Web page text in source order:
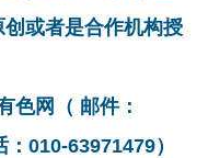
或者是合作机构授
色网（ 邮件：
010-63971479）